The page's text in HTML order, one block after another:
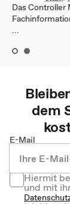
Das Controller
...
dem
E-Mail
Hiermit
und mit